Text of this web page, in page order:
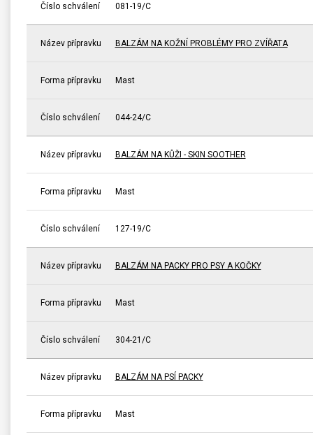
Číslo schválení 081-19/C
Název přípravku BALZÁM NA KOŽNÍ PROBLÉMY PRO ZVÍŘATA
Forma přípravku Mast
Číslo schválení 044-24/C
Název přípravku BALZÁM NA KŮŽI - SKIN SOOTHER
Forma přípravku Mast
Číslo schválení 127-19/C
Název přípravku BALZÁM NA PACKY PRO PSY A KOČKY
Forma přípravku Mast
Číslo schválení 304-21/C
Název přípravku BALZÁM NA PSÍ PACKY
Forma přípravku Mast